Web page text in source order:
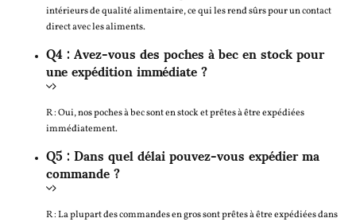
intérieurs de qualité alimentaire, ce qui les rend sûrs pour un contact
direct avec les aliments.
Q4 : Avez-vous des poches à bec en stock pour
une expédition immédiate ?
R : Oui, nos poches à bec sont en stock et prêtes à être expédiées
immédiatement.
Q5 : Dans quel délai pouvez-vous expédier ma
commande ?
R : La plupart des commandes en gros sont prêtes à être expédiées dans